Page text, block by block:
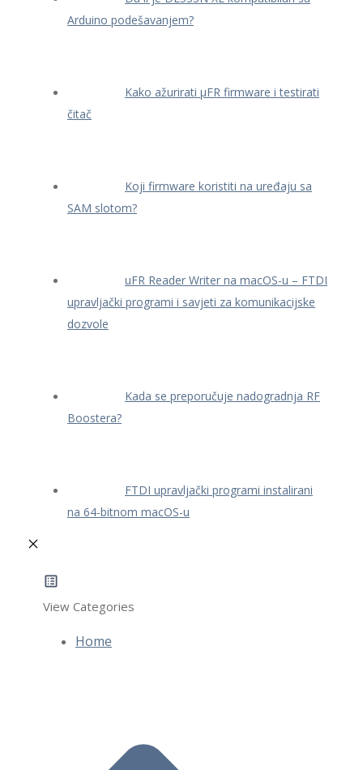
Arduino podešavanjem?
Kako ažurirati μFR firmware i testirati
čitač
Koji firmware koristiti na uređaju sa
SAM slotom?
uFR Reader Writer na macOS-u – FTDI
upravljački programi i savjeti za komunikacijske
dozvole
Kada se preporučuje nadogradnja RF
Boostera?
FTDI upravljački programi instalirani
na 64-bitnom macOS-u
View Categories
Home